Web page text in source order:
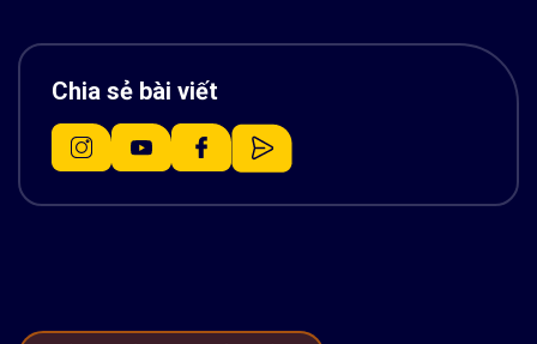
Chia sẻ bài viết